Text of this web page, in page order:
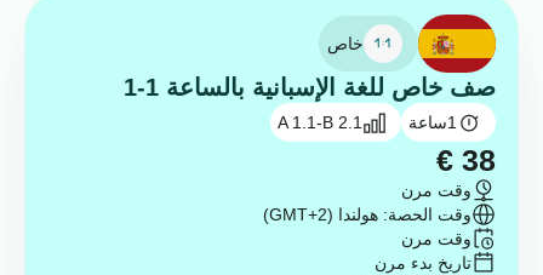
خاص
صف خاص للغة الإسبانية بالساعة 1-1
1ساعة A 1.1-B 2.1
€ 38
وقت مرن
وقت الحصة: هولندا (GMT+2)
وقت مرن
تاريخ بدء مرن